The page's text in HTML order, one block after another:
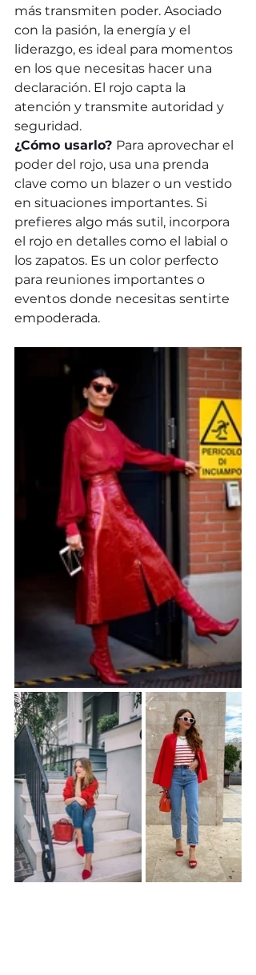
más transmiten poder. Asociado
con la pasión, la energía y el
liderazgo, es ideal para momentos
en los que necesitas hacer una
declaración. El rojo capta la
atención y transmite autoridad y
seguridad.
¿Cómo usarlo? Para aprovechar el
poder del rojo, usa una prenda
clave como un blazer o un vestido
en situaciones importantes. Si
prefieres algo más sutil, incorpora
el rojo en detalles como el labial o
los zapatos. Es un color perfecto
para reuniones importantes o
eventos donde necesitas sentirte
empoderada.